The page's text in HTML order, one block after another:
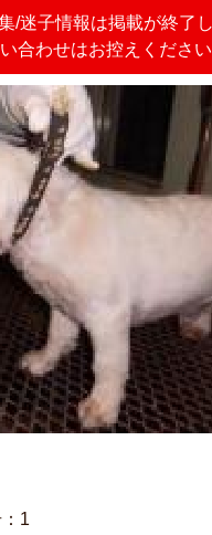
/迷子情報は掲載が終了し
合わせはお控えください
1